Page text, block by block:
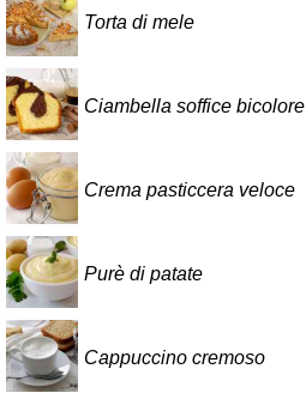
Torta di mele
Ciambella soffice bicolore
Crema pasticcera veloce
Purè di patate
Cappuccino cremoso